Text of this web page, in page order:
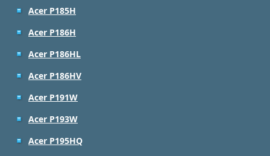
Acer P185H
Acer P186H
Acer P186HL
Acer P186HV
Acer P191W
Acer P193W
Acer P195HQ